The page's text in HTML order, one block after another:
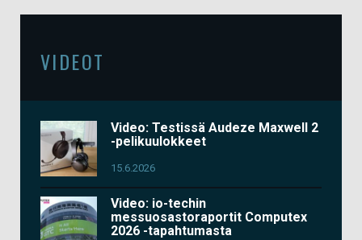
VIDEOT
Video: Testissä Audeze Maxwell 2
-pelikuulokkeet
15.6.2026
Video: io-techin
messuosastoraportit Computex
2026 -tapahtumasta